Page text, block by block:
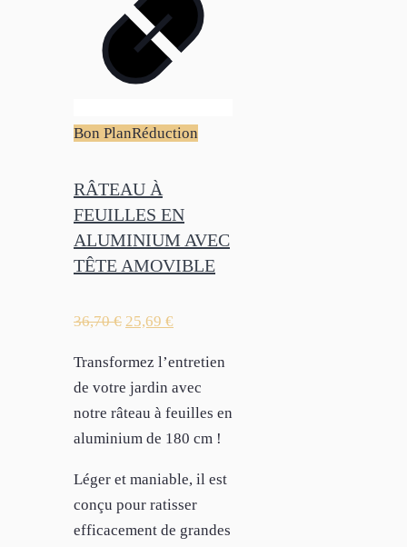
Bon PlanRéduction
RÂTEAU À
FEUILLES EN
ALUMINIUM AVEC
TÊTE AMOVIBLE
36,70€ 25,69 €
Transformez l’entretien
de votre jardin avec
notre râteau à feuilles en
aluminium de 180 cm !
Léger et maniable, il est
conçu pour ratisser
efficacement de grandes